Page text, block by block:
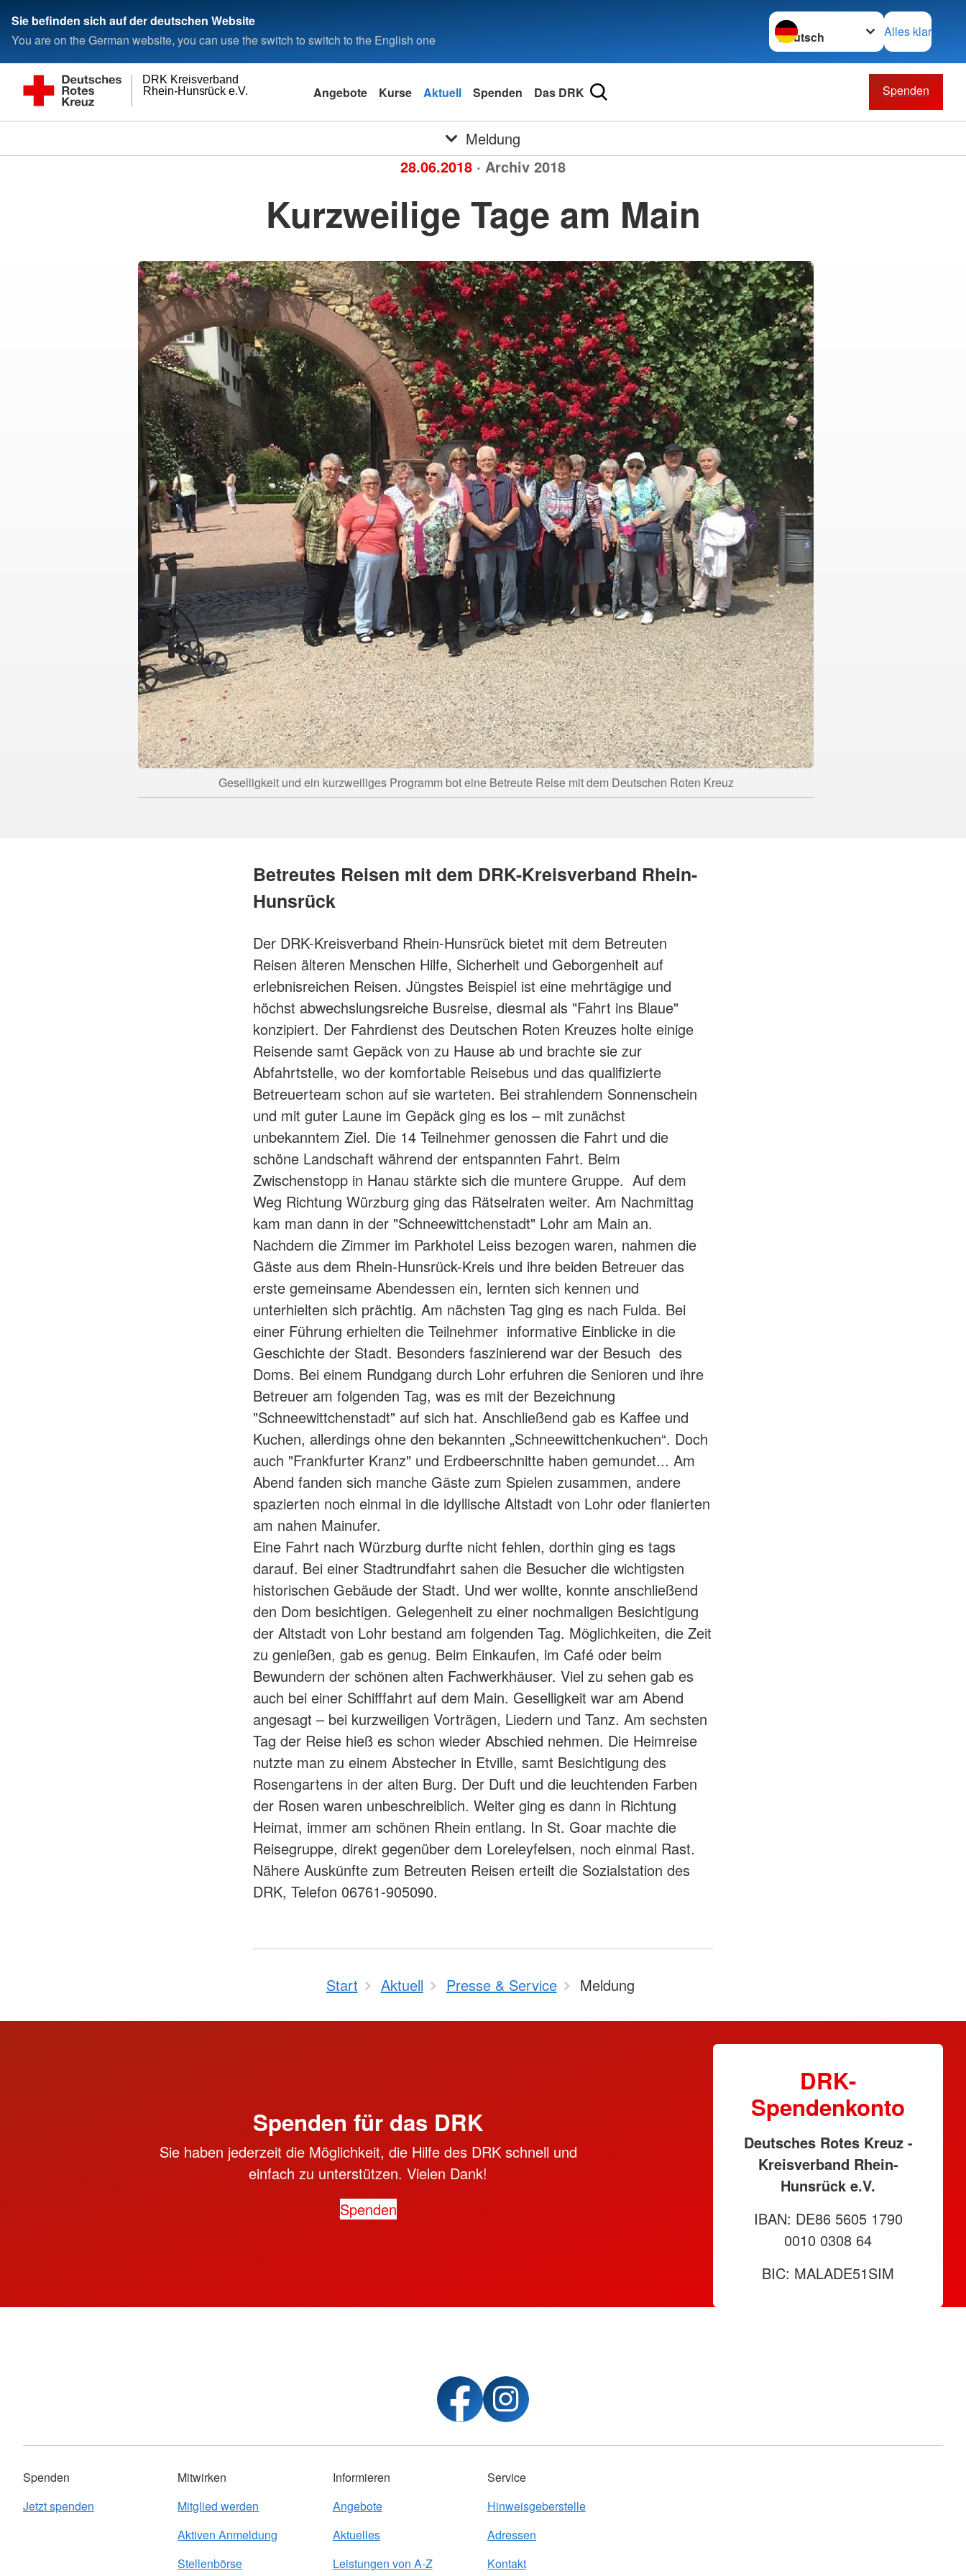
Sie befinden sich auf der deutschen Website
You are on the German website, you can use the switch to switch to the English one
Sprache wechseln zu
Alles klar
Rhein-Hunsrück e.V.
DRK Kreisverband
Angebote Kurse Aktuell Spenden Das DRK Spenden
Meldung
28.06.2018 · Archiv 2018
Kurzweilige Tage am Main
Geselligkeit und ein kurzweiliges Programm bot eine Betreute Reise mit dem Deutschen Roten Kreuz
Betreutes Reisen mit dem DRK-Kreisverband Rhein-
Hunsrück
Der DRK-Kreisverband Rhein-Hunsrück bietet mit dem Betreuten
Reisen älteren Menschen Hilfe, Sicherheit und Geborgenheit auf
erlebnisreichen Reisen. Jüngstes Beispiel ist eine mehrtägige und
höchst abwechslungsreiche Busreise, diesmal als "Fahrt ins Blaue"
konzipiert. Der Fahrdienst des Deutschen Roten Kreuzes holte einige
Reisende samt Gepäck von zu Hause ab und brachte sie zur
Abfahrtstelle, wo der komfortable Reisebus und das qualifizierte
Betreuerteam schon auf sie warteten. Bei strahlendem Sonnenschein
und mit guter Laune im Gepäck ging es los – mit zunächst
unbekanntem Ziel. Die 14 Teilnehmer genossen die Fahrt und die
schöne Landschaft während der entspannten Fahrt. Beim
Zwischenstopp in Hanau stärkte sich die muntere Gruppe. Auf dem
Weg Richtung Würzburg ging das Rätselraten weiter. Am Nachmittag
kam man dann in der "Schneewittchenstadt" Lohr am Main an.
Nachdem die Zimmer im Parkhotel Leiss bezogen waren, nahmen die
Gäste aus dem Rhein-Hunsrück-Kreis und ihre beiden Betreuer das
erste gemeinsame Abendessen ein, lernten sich kennen und
unterhielten sich prächtig. Am nächsten Tag ging es nach Fulda. Bei
einer Führung erhielten die Teilnehmer informative Einblicke in die
Geschichte der Stadt. Besonders faszinierend war der Besuch des
Doms. Bei einem Rundgang durch Lohr erfuhren die Senioren und ihre
Betreuer am folgenden Tag, was es mit der Bezeichnung
"Schneewittchenstadt" auf sich hat. Anschließend gab es Kaffee und
Kuchen, allerdings ohne den bekannten „Schneewittchenkuchen“. Doch
auch "Frankfurter Kranz" und Erdbeerschnitte haben gemundet... Am
Abend fanden sich manche Gäste zum Spielen zusammen, andere
spazierten noch einmal in die idyllische Altstadt von Lohr oder flanierten
am nahen Mainufer.
Eine Fahrt nach Würzburg durfte nicht fehlen, dorthin ging es tags
darauf. Bei einer Stadtrundfahrt sahen die Besucher die wichtigsten
historischen Gebäude der Stadt. Und wer wollte, konnte anschließend
den Dom besichtigen. Gelegenheit zu einer nochmaligen Besichtigung
der Altstadt von Lohr bestand am folgenden Tag. Möglichkeiten, die Zeit
zu genießen, gab es genug. Beim Einkaufen, im Café oder beim
Bewundern der schönen alten Fachwerkhäuser. Viel zu sehen gab es
auch bei einer Schifffahrt auf dem Main. Geselligkeit war am Abend
angesagt – bei kurzweiligen Vorträgen, Liedern und Tanz. Am sechsten
Tag der Reise hieß es schon wieder Abschied nehmen. Die Heimreise
nutzte man zu einem Abstecher in Etville, samt Besichtigung des
Rosengartens in der alten Burg. Der Duft und die leuchtenden Farben
der Rosen waren unbeschreiblich. Weiter ging es dann in Richtung
Heimat, immer am schönen Rhein entlang. In St. Goar machte die
Reisegruppe, direkt gegenüber dem Loreleyfelsen, noch einmal Rast.
Nähere Auskünfte zum Betreuten Reisen erteilt die Sozialstation des
DRK, Telefon 06761-905090.
Start Aktuell Presse & Service Meldung
Spenden für das DRK
Sie haben jederzeit die Möglichkeit, die Hilfe des DRK schnell und
einfach zu unterstützen. Vielen Dank!
Spenden
DRK-
Spendenkonto
Deutsches Rotes Kreuz -
Kreisverband Rhein-
Hunsrück e.V.
IBAN: DE86 5605 1790
0010 0308 64
BIC: MALADE51SIM
Spenden
Jetzt spenden
Mitwirken
Mitglied werden
Aktiven Anmeldung
Stellenbörse
Informieren
Angebote
Aktuelles
Leistungen von A-Z
Service
Hinweisgeberstelle
Adressen
Kontakt